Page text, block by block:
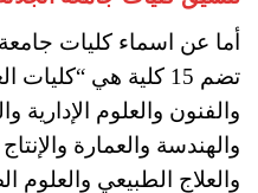
أما عن اسماء كليات جامعة
تضم 15 كلية هي
والفنون والعلوم الإدارية
والهندسة والعمارة
والعلاج الطبيعي والعلوم